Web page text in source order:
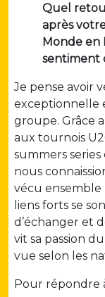
Quel
après
Monde en
sentiment
Je pense avoir
exceptionnelle
groupe. Grâce
aux tournois
summers
nous
vécu ensemble
liens forts se
d’échanger et
vit sa passion
vue selon les
Pour répondre